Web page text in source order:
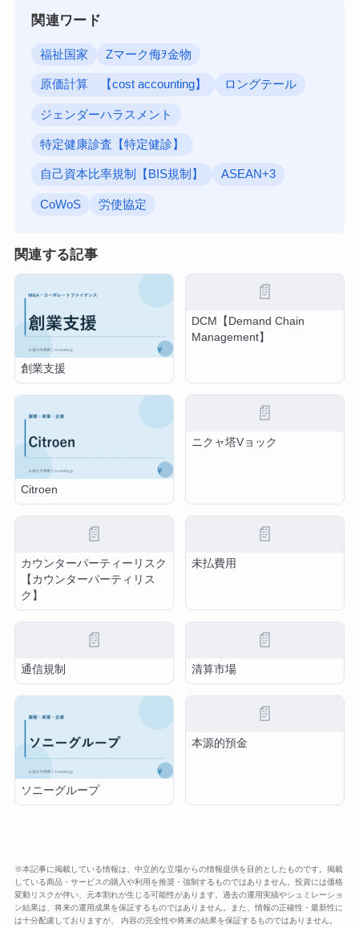
関連ワード
福祉国家 Zマーク侮ｦ金物
原価計算 【cost accounting】 ロングテール
ジェンダーハラスメント
特定健康診査【特定健診】
自己資本比率規制【BIS規制】 ASEAN+3
CoWoS 労使協定
関連する記事
創業支援
📄
DCM【Demand Chain
Management】
Citroen
📄
ニクャ塔Vョック
📄
カウンターパーティーリスク
【カウンターパーティリス
ク】
📄
未払費用
📄
通信規制
📄
清算市場
ソニーグループ
📄
本源的預金
※本記事に掲載している情報は、中立的な立場からの情報提供を目的としたものです。掲載
している商品・サービスの購入や利用を推奨・強制するものではありません。投資には価格
変動リスクが伴い、元本割れが生じる可能性があります。過去の運用実績やシュミレーショ
ン結果は、将来の運用成果を保証するものではありません。また、情報の正確性・最新性に
は十分配慮しておりますが、 内容の完全性や将来の結果を保証するものではありません。